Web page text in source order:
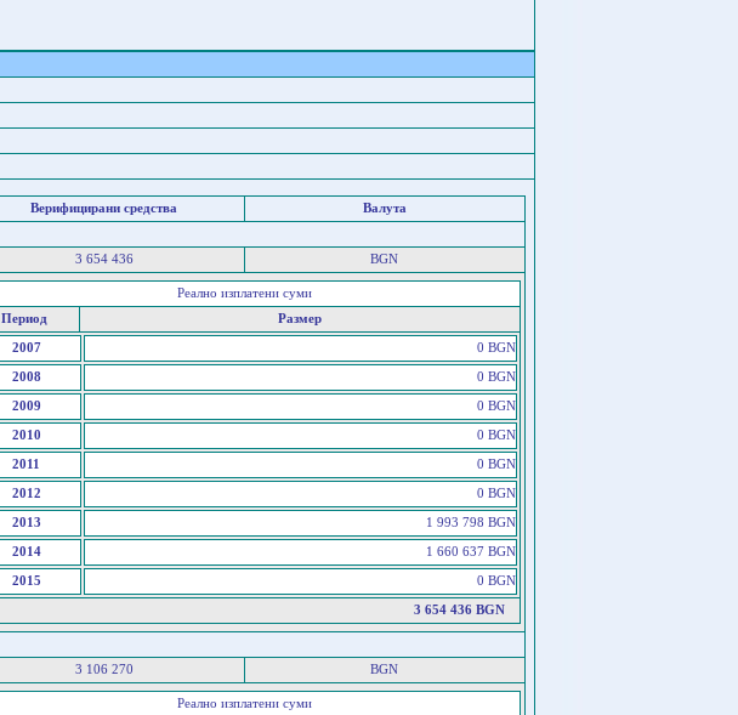
Верифицирани средства Валута
3 654 436 BGN
Реално изплатени суми
Период
Размер
2007 0 BGN
2008 0 BGN
2009 0 BGN
2010 0 BGN
2011 0 BGN
2012 0 BGN
2013 1 993 798 BGN
2014 1 660 637 BGN
2015 0 BGN
3 654 436 BGN
3 106 270 BGN
Реално изплатени суми